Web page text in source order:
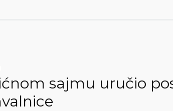
sajmu uručio